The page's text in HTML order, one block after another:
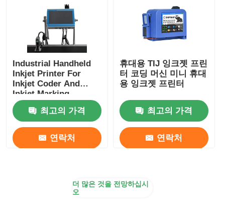
Industrial Handheld
Inkjet Printer For
Inkjet Coder And
Inkjet Marking
최고의 가격
연락처
휴대용 TIJ 잉크젯 프린
터 코딩 머신 미니 휴대
용 잉크젯 프린터
최고의 가격
연락처
더 많은 것을 전망하십시
오